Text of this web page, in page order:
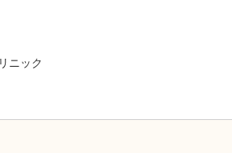
ニック